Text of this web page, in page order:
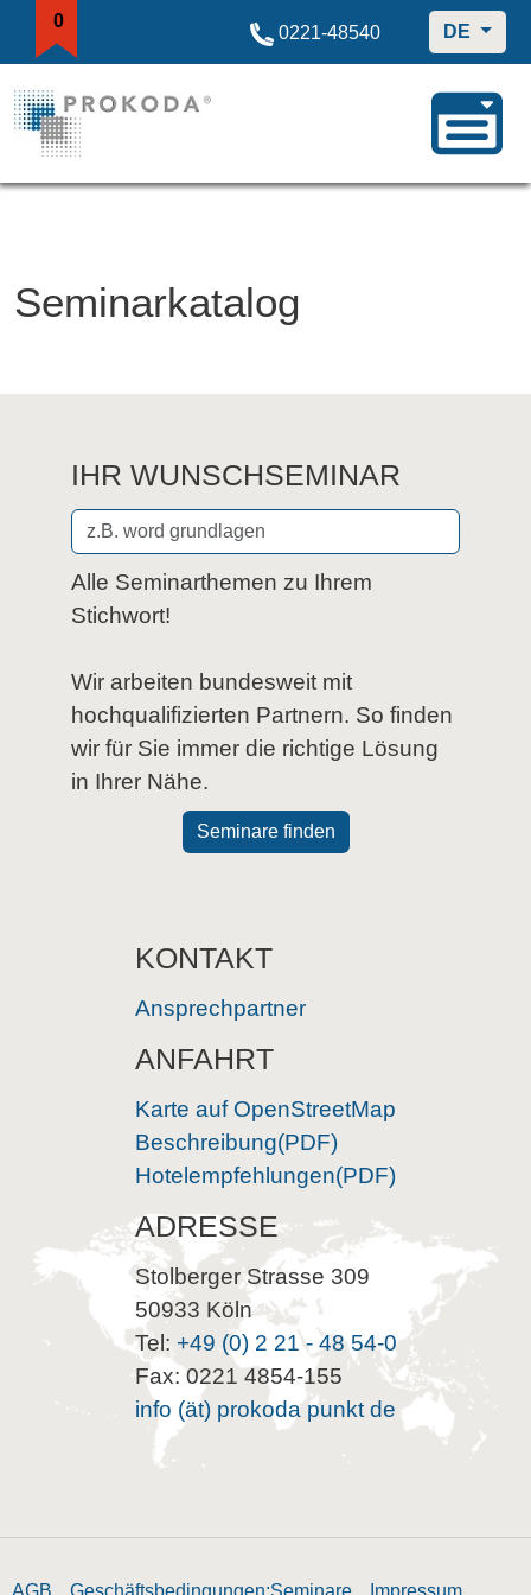
0
0221-48540 DE
Seminarkatalog
IHR WUNSCHSEMINAR
Alle Seminarthemen zu Ihrem
Stichwort!
Wir arbeiten bundesweit mit
hochqualifizierten Partnern. So finden
wir für Sie immer die richtige Lösung
in Ihrer Nähe.
Seminare finden
KONTAKT
Ansprechpartner
ANFAHRT
Karte auf OpenStreetMap
Beschreibung(PDF)
Hotelempfehlungen(PDF)
ADRESSE
Stolberger Strasse 309
50933 Köln
Tel: +49 (0) 2 21 - 48 54-0
Fax: 0221 4854-155
info (ät) prokoda punkt de
AGB Geschäftsbedingungen:Seminare Impressum